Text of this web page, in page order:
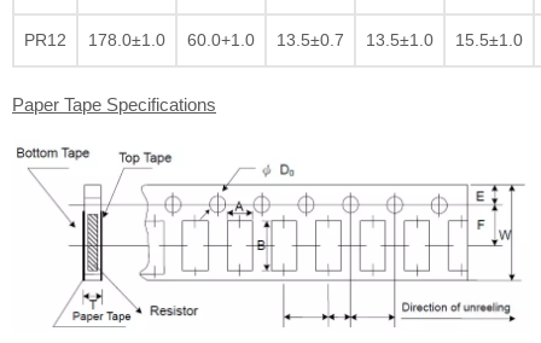
PR12 178.0±1.0 60.0+1.0 13.5±0.7 13.5±1.0 15.5±1.0
Paper Tape Specifications